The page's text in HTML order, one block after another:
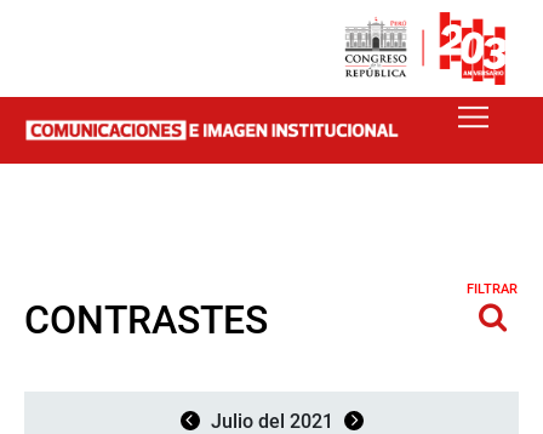
CONTRASTES
FILTRAR
Julio del 2021